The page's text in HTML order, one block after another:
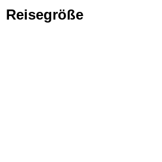
Reisegröße